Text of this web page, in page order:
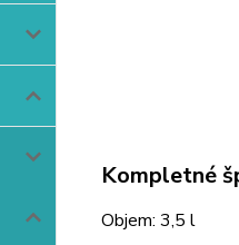
Kompletné
Objem: 3,5 l